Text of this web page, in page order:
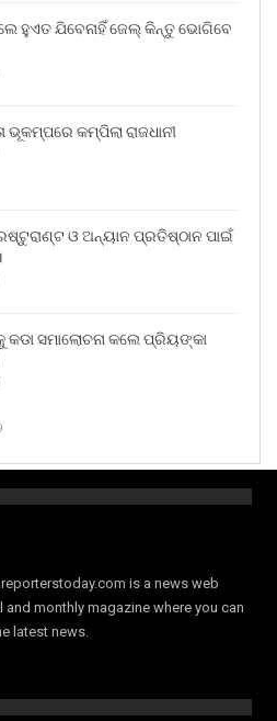
ହୁଏତ ଯିବେନାହିଁ ଜେଲ୍ କିନ୍ତୁ ଭୋଗିବେ
ଭୂକମ୍ପରେ କମ୍ପିଲା ରାଜଧାନୀ
ଓ ଅନ୍ୟାନ ପ୍ରତିଷ୍ଠାନ ପାଇଁ
ସମାଲୋଚନା କଲେ ପ୍ରିୟଙ୍କା
is a news web
and monthly magazine where you can
latest news.